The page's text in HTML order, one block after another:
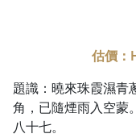
估價：
題識：曉來珠霞濕青
角，已隨煙雨入空蒙
八十七。